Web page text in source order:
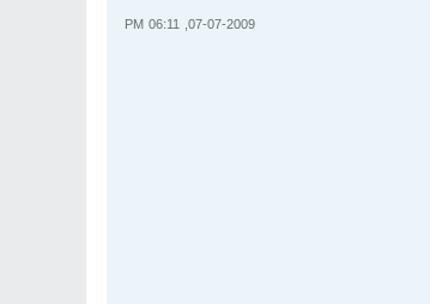
07-07-2009, 06:11 PM